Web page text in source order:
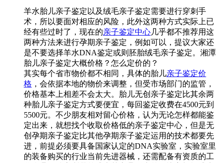
羊水胎儿亲子鉴定以及绒毛亲子鉴定需要进行穿刺手
术，所以要面对相应的风险，此外这两种方式实际上已
经有些过时了，现在的亲子鉴定中心几乎都不推荐用这
两种方法来进行孕期亲子鉴定，例如可以，提议大家还
是不要选择羊水DNA鉴定或则胚胎绒毛亲子鉴定。湘潭
胎儿亲子鉴定大概价格？怎么定价的？
其实每个省市物价都不相同，具体的胎儿亲子鉴定价
格 ，会依据本地的物价来调整，但受市场部门的监管，
价格基本上相差不会太大。胎儿无创亲子鉴定比其余两
种胎儿亲子鉴定方式要便宜，每回鉴定收费在4500元到
5500元。不少朋友相对留心价格，认为无论怎样都能鉴
定出来，就想找个收取价格低的亲子鉴定中心，但是无
创孕期亲子鉴定比其他孕期亲子鉴定运用的技术都要先
进，前提必须要具备国家认定的DNA实验室，实验室里
的装备购买的行业当前先进器械，还需配备有资质的工